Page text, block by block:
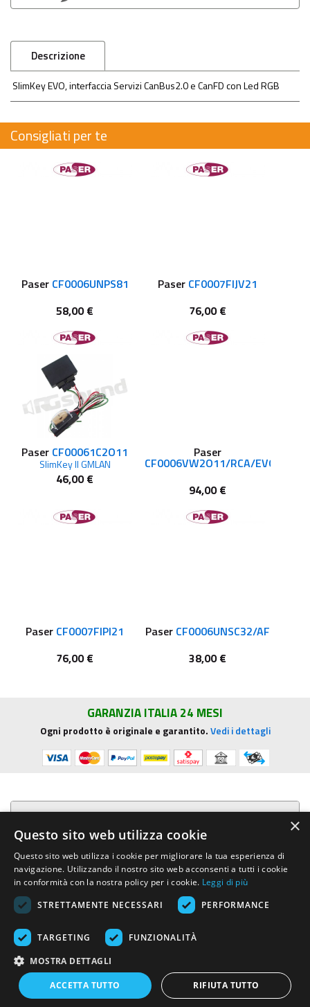
Descrizione
SlimKey EVO, interfaccia Servizi CanBus2.0 e CanFD con Led RGB
Consigliati per te
Paser CF0006UNPS81
58,00 €
Paser CF0007FIJV21
76,00 €
Paser CF00061C2O11
SlimKey II GMLAN
46,00 €
Paser
CF0006VW2O11/RCA/EVO
94,00 €
Paser CF0007FIPI21
76,00 €
Paser CF0006UNSC32/AF
38,00 €
GARANZIA ITALIA 24 MESI
Ogni prodotto è originale e garantito.Vedi i dettagli
Presentazione aziendale
Acquista su R.G. Sound
Trasparenza e sicurezza
Area Clienti
R.G. Sound di Rosini Guido
- Tel. e Fax (+39) 0577.716097 - Partita IVA IT01002570529 REA SI-
113696
Created by: Advinser
×
Questo sito web utilizza cookie
Questo sito web utilizza i cookie per migliorare la tua esperienza di
navigazione. Utilizzando il nostro sito web acconsenti a tutti i cookie
in conformità con la nostra policy per i cookie. Leggi di più
STRETTAMENTE NECESSARI
PERFORMANCE
TARGETING FUNZIONALITÀ
MOSTRA DETTAGLI
ACCETTA TUTTO RIFIUTA TUTTO